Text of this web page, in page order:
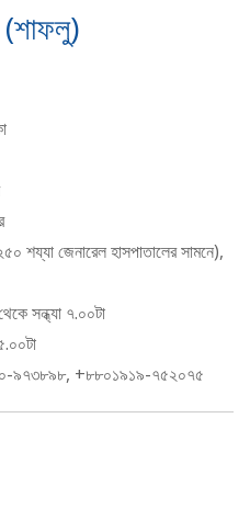
(শাফলু)
শয্যা জেনারেল হাসপাতালের সামনে),
সন্ধ্যা ৭.০০টা
৯৭৩৮৯৮, +৮৮০১৯১৯-৭৫২০৭৫